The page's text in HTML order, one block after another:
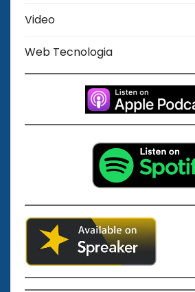
Video
Web Tecnologia